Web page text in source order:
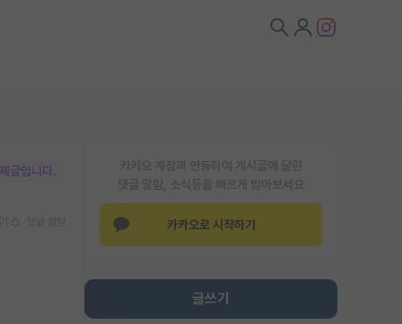
카카오 계정과 연동하여 게시글에 달린
댓글 알람, 소식등을 빠르게 받아보세요
카카오로 시작하기
글쓰기
글입니다.